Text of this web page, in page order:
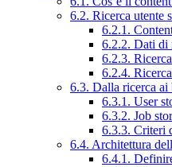
6.2. Ricerca utente
6.2.1.
6.2.2. Dati di
6.2.3.
6.2.4.
6.3. Dalla ricerca
6.3.1. User
6.3.2. Job
6.3.3. Criteri
6.4. Architettura
6.4.1.